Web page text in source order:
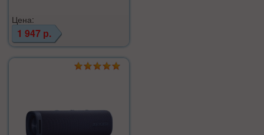
Цена:
1 947 р.